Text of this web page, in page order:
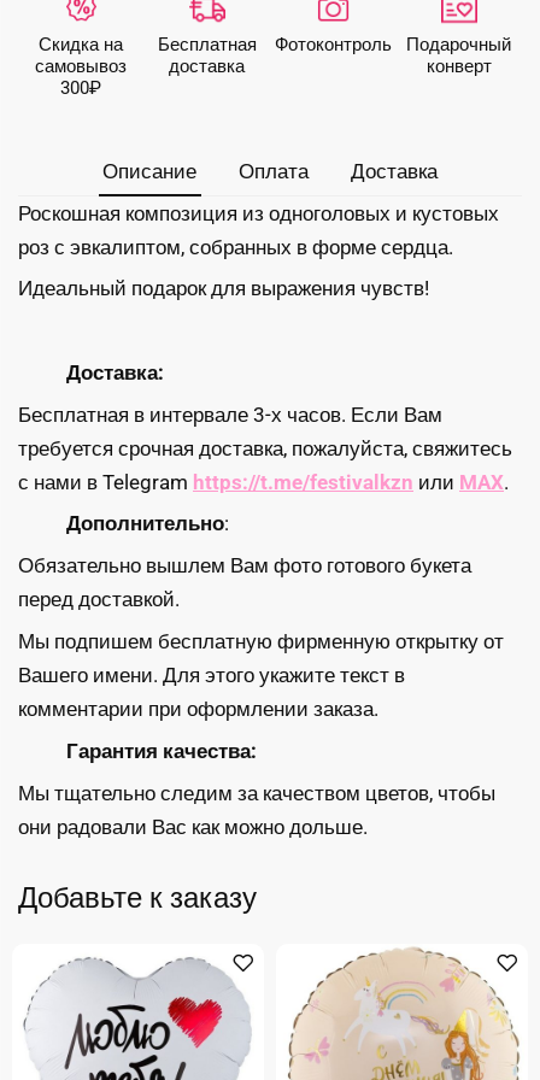
Скидка на
самовывоз
300₽
Бесплатная
доставка
Фото­контроль
Подарочный
конверт
Описание Оплата
Доставка
Роскошная композиция из одноголовых и кустовых
роз с эвкалиптом, собранных в форме сердца.
Идеальный подарок для выражения чувств!
Доставка:
Бесплатная в интервале 3-х часов. Если Вам
требуется срочная доставка, пожалуйста, свяжитесь
с нами в Telegram https://t.me/festivalkzn или MAX.
Дополнительно:
Обязательно вышлем Вам фото готового букета
перед доставкой.
Мы подпишем бесплатную фирменную открытку от
Вашего имени. Для этого укажите текст в
комментарии при оформлении заказа.
Гарантия качества:
Мы тщательно следим за качеством цветов, чтобы
они радовали Вас как можно дольше.
Добавьте к заказу